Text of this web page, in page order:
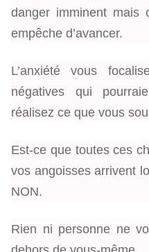
danger imminent mais
empêche d’avancer.
L’anxiété vous
négatives qui
réalisez ce que vous
Est-ce que toutes ces
vos angoisses arrivent
NON.
Rien ni personne ne